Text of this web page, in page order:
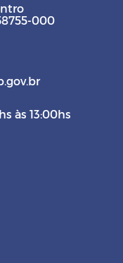
000
às 13:00hs